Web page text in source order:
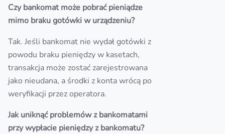
Czy bankomat może pobrać pieniądze
mimo braku gotówki w urządzeniu?
Tak. Jeśli bankomat nie wydał gotówki z
powodu braku pieniędzy w kasetach,
transakcja może zostać zarejestrowana
jako nieudana, a środki z konta wrócą po
weryfikacji przez operatora.
Jak uniknąć problemów z bankomatami
przy wypłacie pieniędzy z bankomatu?